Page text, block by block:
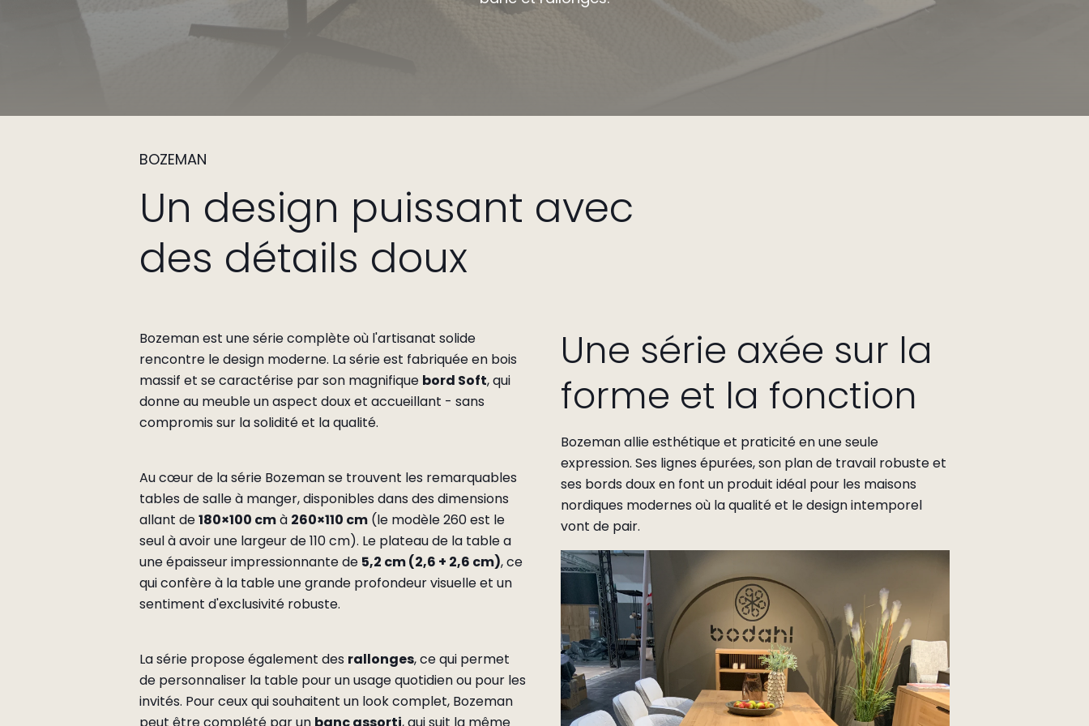
BOZEMAN
Un design puissant avec
des détails doux
Bozeman est une série complète où l'artisanat solide
rencontre le design moderne. La série est fabriquée en bois
massif et se caractérise par son magnifique bord Soft, qui
donne au meuble un aspect doux et accueillant - sans
compromis sur la solidité et la qualité.
Au cœur de la série Bozeman se trouvent les remarquables
tables de salle à manger, disponibles dans des dimensions
allant de180×100 cmà 260×110 cm (le modèle 260 est le
seul à avoir une largeur de 110 cm). Le plateau de la table a
une épaisseur impressionnante de 5,2 cm (2,6 + 2,6 cm), ce
qui confère à la table une grande profondeur visuelle et un
sentiment d'exclusivité robuste.
La série propose également des rallonges, ce qui permet
de personnaliser la table pour un usage quotidien ou pour les
invités. Pour ceux qui souhaitent un look complet, Bozeman
Une série axée sur la
forme et la fonction
Bozeman allie esthétique et praticité en une seule
expression. Ses lignes épurées, son plan de travail robuste et
ses bords doux en font un produit idéal pour les maisons
nordiques modernes où la qualité et le design intemporel
vont de pair.